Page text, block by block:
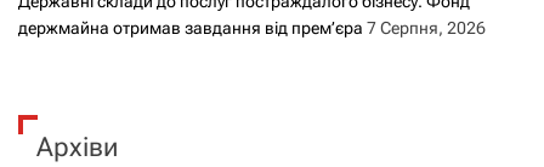
держмайна отримав завдання від прем’єра 7 Серпня, 2026
Архіви